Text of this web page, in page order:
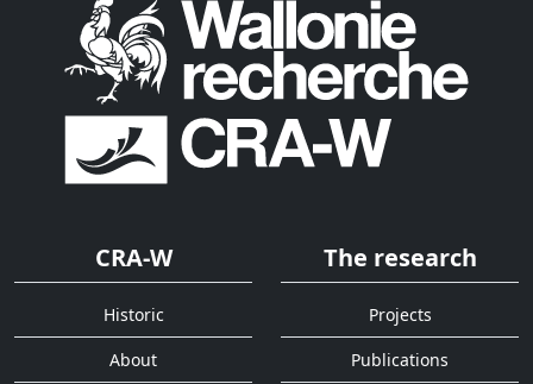
CRA-W
Historic
About
The research
Projects
Publications